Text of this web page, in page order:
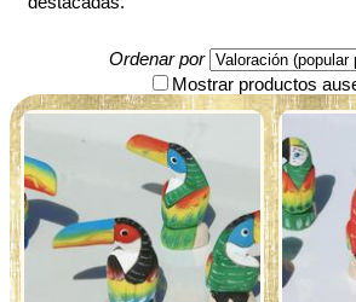
Ordenar por
Mostrar productos